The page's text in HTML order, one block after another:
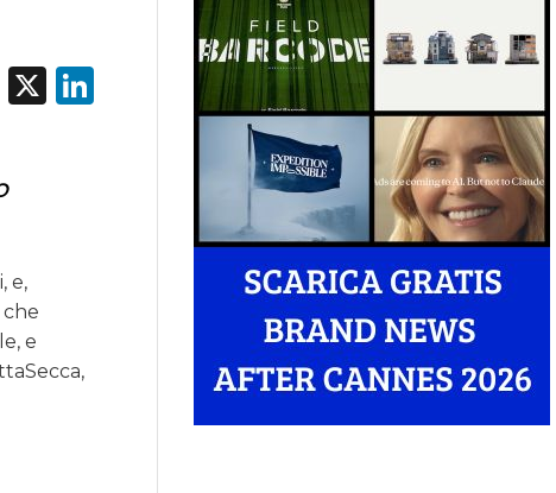
X LinkedIn
e,
e